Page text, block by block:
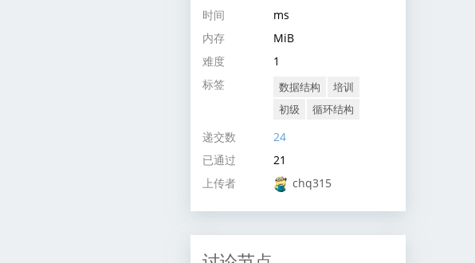
时间
ms
内存
MiB
难度
1
标签
数据结构
培训
初级
循环结构
递交数
24
已通过
21
上传者
chq315